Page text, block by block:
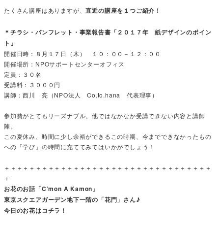
たくさん講座はありますが、直近の講座を１つご紹介！
＊チラシ・パンフレット・事業報告書「２０１７年 紙デザインのポイン
ト」
開催日時：８月１７日（木） １０：００－１２：００
開催場所：NPOサポートセンターオフィス
定員：３０名
受講料：３０００円
講師：西川 亮（NPO法人 Co.to.hana 代表理事）
参加費がとてもリーズナブル。他ではなかなか受講できない内容と講師
陣。
この夏休み、時間に少し余裕ができるこの時期、今までできなかったもの
への「学び」の時間に充ててみてはいかがでしょう！
＋＋＋＋＋＋＋＋＋＋＋＋＋＋＋＋＋＋＋＋＋＋＋＋＋＋＋＋＋＋＋＋＋
＋
お花のお話「C’mon A Kamon」
東京スクエアガーデン地下一階の「花門」さん♪
今日のお花はコチラ！